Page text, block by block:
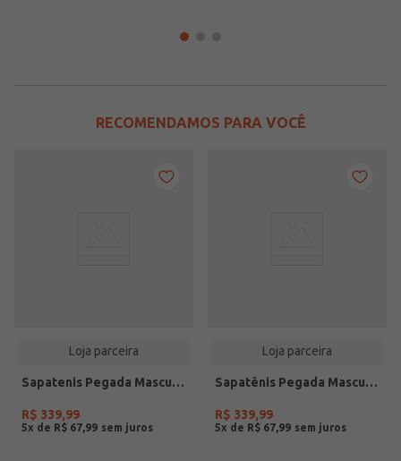
RECOMENDAMOS PARA VOCÊ
Loja parceira
Sapatenis Pegada Masculino em Couro Tabaco 111801-02
R$ 339,99
5x de R$ 67 99
Loja parceira
Sapatênis Pegada Masculino em Couro Marinho 111801-06
R$ 339,99
5x de R$ 67 99